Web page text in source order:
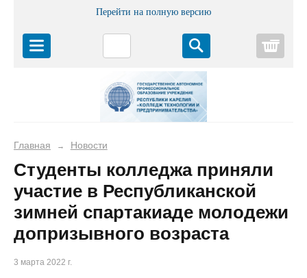
Перейти на полную версию
Главная → Новости
Студенты колледжа приняли
участие в Республиканской
зимней спартакиаде молодежи
допризывного возраста
3 марта 2022 г.